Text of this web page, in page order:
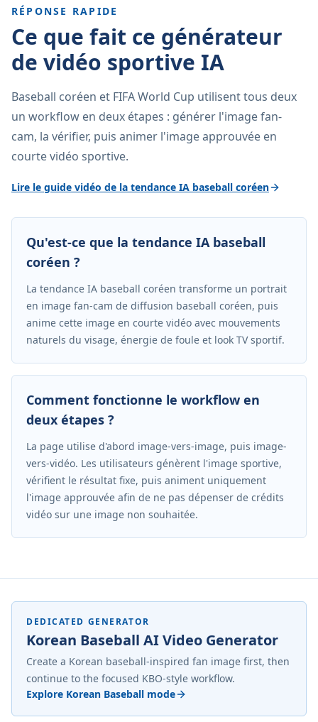
RÉPONSE RAPIDE
Ce que fait ce générateur
de vidéo sportive IA
Baseball coréen et FIFA World Cup utilisent tous deux
un workflow en deux étapes : générer l'image fan-
cam, la vérifier, puis animer l'image approuvée en
courte vidéo sportive.
Lire le guide vidéo de la tendance IA baseball coréen
Qu'est-ce que la tendance IA baseball
coréen ?
La tendance IA baseball coréen transforme un portrait
en image fan-cam de diffusion baseball coréen, puis
anime cette image en courte vidéo avec mouvements
naturels du visage, énergie de foule et look TV sportif.
Comment fonctionne le workflow en
deux étapes ?
La page utilise d'abord image-vers-image, puis image-
vers-vidéo. Les utilisateurs génèrent l'image sportive,
vérifient le résultat fixe, puis animent uniquement
l'image approuvée afin de ne pas dépenser de crédits
vidéo sur une image non souhaitée.
DEDICATED GENERATOR
Korean Baseball AI Video Generator
Create a Korean baseball-inspired fan image first, then
continue to the focused KBO-style workflow.
Explore Korean Baseball mode